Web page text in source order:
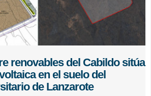
renovables del Cabildo sitúa
en el suelo del
de Lanzarote